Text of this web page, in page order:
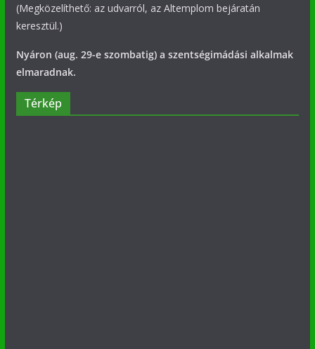
(Megközelíthető: az udvarról, az Altemplom bejáratán
keresztül.)
Nyáron (aug. 29-e szombatig) a szentségimádási alkalmak
elmaradnak.
Térkép